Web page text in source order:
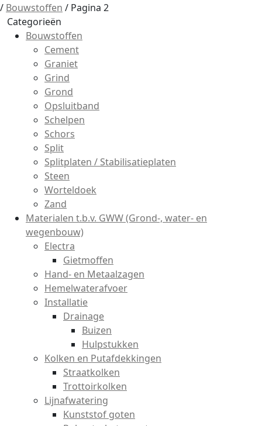
/ Bouwstoffen / Pagina 2
Categorieën
Bouwstoffen
Cement
Graniet
Grind
Grond
Opsluitband
Schelpen
Schors
Split
Splitplaten / Stabilisatieplaten
Steen
Worteldoek
Zand
Materialen t.b.v. GWW (Grond-, water- en
wegenbouw)
Electra
Gietmoffen
Hand- en Metaalzagen
Hemelwaterafvoer
Installatie
Drainage
Buizen
Hulpstukken
Kolken en Putafdekkingen
Straatkolken
Trottoirkolken
Lijnafwatering
Kunststof goten